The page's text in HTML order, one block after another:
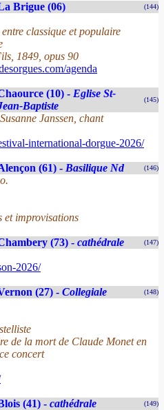
Brigue (06) (144)
classique et populaire
1849, opus 90
agenda
(10) - Eglise St-
Baptiste
(145)
Janssen, chant
international-dorgue-2026/
(61) - Basilique Nd (146)
et improvisations
(73) - cathédrale (147)
2026/
(27) - Collegiale (148)
de la mort de Claude Monet en
concert
(41) - cathédrale (149)